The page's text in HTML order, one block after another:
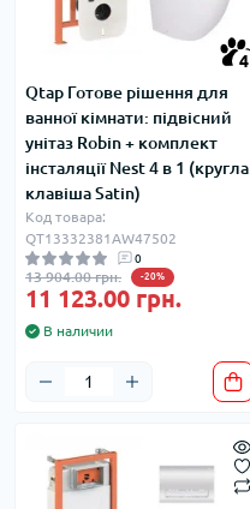
4
Qtap Готове рішення для
ванної кімнати: підвісний
унітаз Robin + комплект
інсталяції Nest 4 в 1 (кругла
клавіша Satin)
Код товара:
QT13332381AW47502
0
13 904.00 грн. -20%
11 123.00 грн.
В наличии